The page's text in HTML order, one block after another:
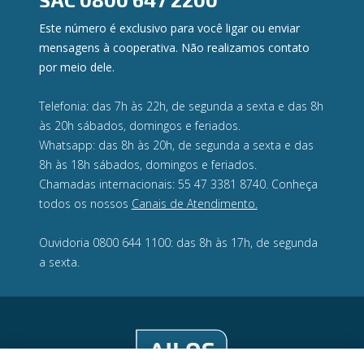
Este número é exclusivo para você ligar ou enviar
mensagens à cooperativa. Não realizamos contato
por meio dele.
Telefonia: das 7h às 22h, de segunda a sexta e das 8h
às 20h sábados, domingos e feriados.
Whatsapp: das 8h às 20h, de segunda a sexta e das
8h às 18h sábados, domingos e feriados.
Chamadas internacionais: 55 47 3381 8740. Conheça
todos os nossos Canais de Atendimento.
Ouvidoria 0800 644 1100: das 8h às 17h, de segunda
a sexta.